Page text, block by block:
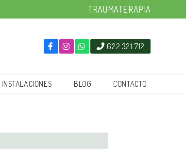
TRAUMATERAPIA
622 321 712
INSTALACIONES BLOG CONTACTO